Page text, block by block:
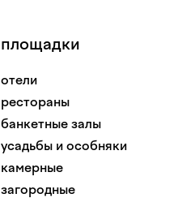
площадки
отели
рестораны
банкетные залы
усадьбы и особняки
камерные
загородные